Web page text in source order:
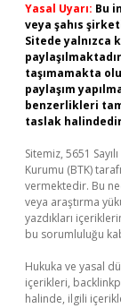
Yasal Uyarı: Bu
veya şahıs
Sitede yalnızca
taşımamakta
paylaşım
benzerlikleri
taslak
Sitemiz, 5651
Kurumu (BTK)
vermektedir. Bu
veya araştırma
yazdıkları
bu sorumluluğu
Hukuka ve yasal
içerikleri,
halinde, ilgili